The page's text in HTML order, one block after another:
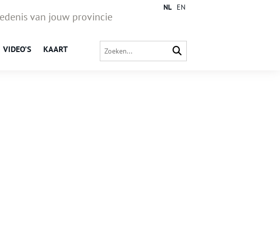
van jouw provincie
VIDEO’S KAART
NL EN